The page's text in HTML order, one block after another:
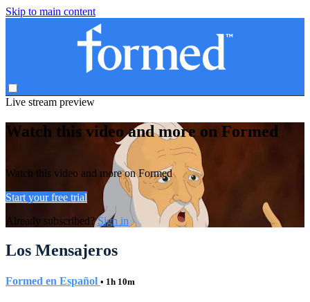
Skip to main content
Live stream preview
Watch this video and more on Formed
Watch this video and more on Formed
Start your free trial
Already subscribed?Sign in
Los Mensajeros
Formed en Español • 1h 10m